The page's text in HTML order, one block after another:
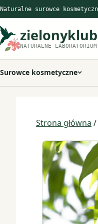
Przejdź
do
treści
Naturalne surowce
NATURALNE LABORATORIUM
Surowce kosmetyczne
Strona główna /